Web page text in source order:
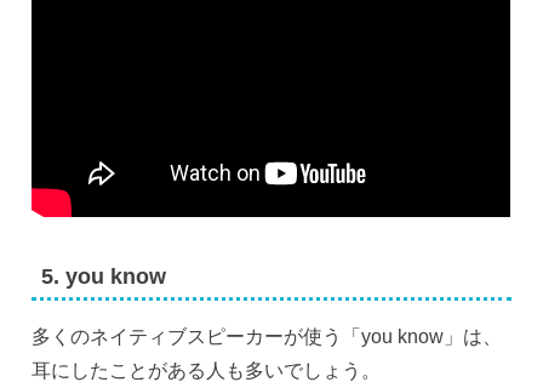
5. you know
多くのネイティブスピーカーが使う「you know」は、
耳にしたことがある人も多いでしょう。